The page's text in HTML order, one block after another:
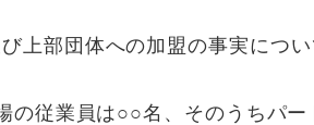
部団体への加盟の事実につい
業員は○○名、そのうちパー